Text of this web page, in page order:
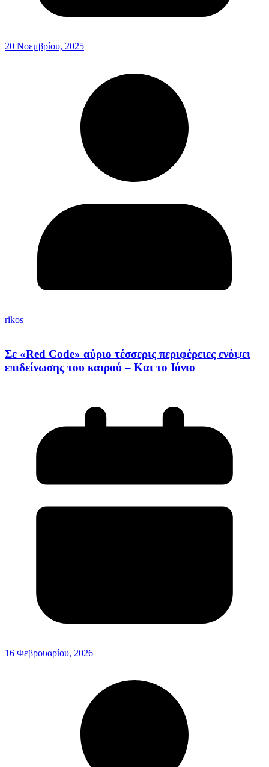
20 Νοεμβρίου, 2025
rikos
Σε «Red Code» αύριο τέσσερις περιφέρειες ενόψει
επιδείνωσης του καιρού – Και το Ιόνιο
16 Φεβρουαρίου, 2026